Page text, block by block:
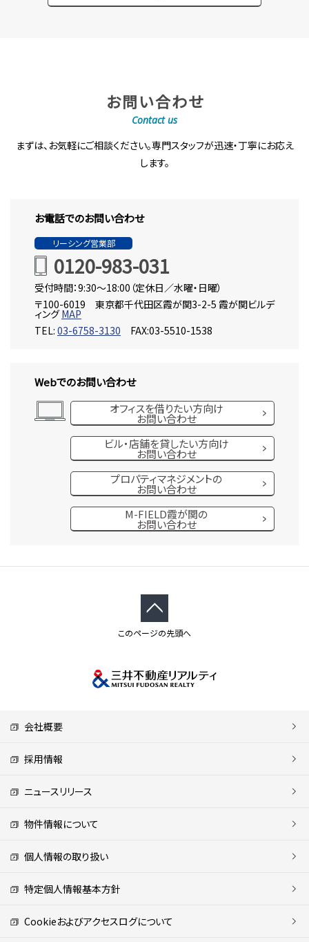
お問い合わせ
Contact us
まずは、お気軽にご相談ください。専門スタッフが迅速・丁寧にお応え
します。
お電話でのお問い合わせ
リーシング営業部
0120-983-031
受付時間：9:30～18:00（定休日／水曜・日曜）
〒100-6019 東京都千代田区霞が関3-2-5 霞が関ビルデ
ィングMAP
TEL: 03-6758-3130 FAX:03-5510-1538
Webでのお問い合わせ
オフィスを借りたい方向け
お問い合わせ
ビル・店舗を貸したい方向け
お問い合わせ
プロパティマネジメントの
お問い合わせ
M-FIELD霞が関の
お問い合わせ
このページの先頭へ
会社概要
採用情報
ニュースリリース
物件情報について
個人情報の取り扱い
特定個人情報基本方針
Cookieおよびアクセスログについて